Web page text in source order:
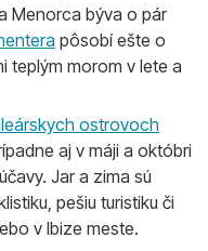
Menorca býva o pár
pôsobí ešte o
teplým morom v lete a
ostrovoch
aj v máji a októbri
Jar a zima sú
pešiu turistiku či
v Ibize meste.